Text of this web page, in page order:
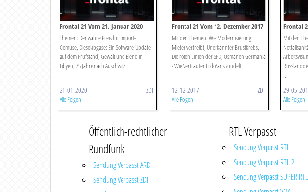
Frontal 21 Vom 21. Januar 2020
Themen: Der wahre Preis für Import-
Gemüse, Dieselabgase: Ein Software-Update
auf dem Prüfstand, Gewalt und Elend in
Libyen, 75 Jahre nach Auschwitz
21-01-2020 ZDF
Alle Folgen
Frontal 21 Vom 12. Dezember 2017
Mit den Themen: Wie Modernisierung
Mieter vertreibt, Unerkannter Brustkrebs,
Die roten Linien der SPD, Osmanen Germania
- Wie Vertrauter Erdo?ans zündelt
12-12-2017 ZDF
Alle Folgen
Frontal
Mit den
...
29-05-
Alle Folgen
Öffentlich-rechtlicher
Rundfunk
Sendung Verpasst ARD
Sendung Verpasst ZDF
RTL Verpasst
Sendung Verpasst RTL
Sendung Verpasst RTL 2
Sendung Verpasst SUPER RTL